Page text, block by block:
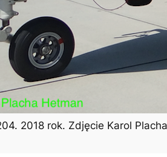
2018 rok. Zdjęcie Karol